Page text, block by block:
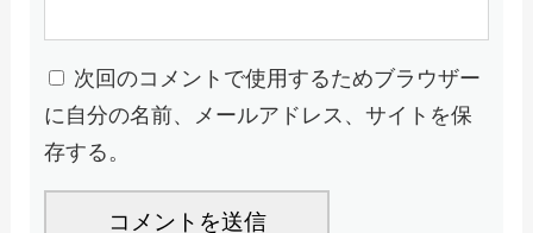
次回のコメントで使用するためブラウザー
に自分の名前、メールアドレス、サイトを保
存する。